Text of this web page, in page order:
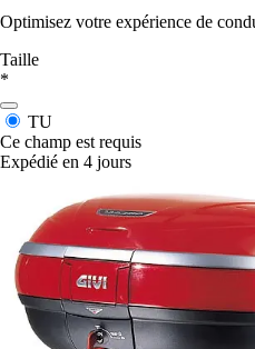
Optimisez votre expérience de
Taille
*
TU
Ce champ est requis
Expédié en 4 jours